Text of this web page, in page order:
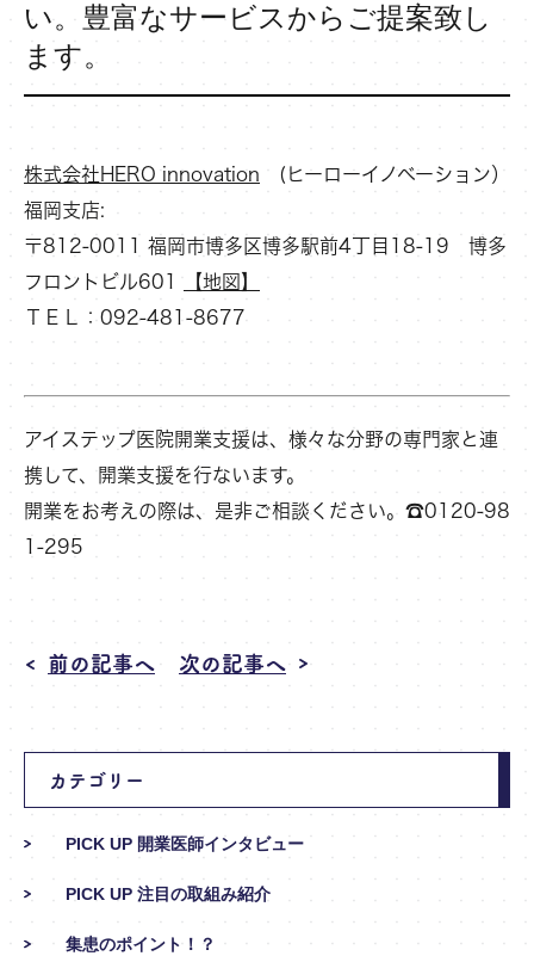
い。豊富なサービスからご提案致し
ます。
株式会社HERO innovation (ヒーローイノベーション）
福岡支店:
〒812-0011 福岡市博多区博多駅前4丁目18-19 博多
フロントビル601
【地図】
ＴＥＬ：092-481-8677
アイステップ医院開業支援は、様々な分野の専門家と連
携して、開業支援を行ないます。
開業をお考えの際は、是非ご相談ください。☎0120-98
1-295
前の記事へ 次の記事へ
カテゴリー
PICK UP 開業医師インタビュー
PICK UP 注目の取組み紹介
集患のポイント！？